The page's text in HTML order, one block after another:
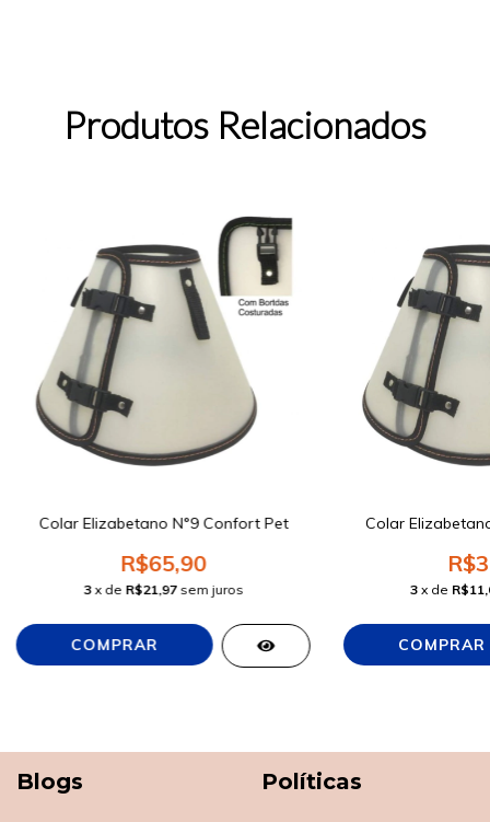
Produtos Relacionados
Colar Elizabetano N°9 Confort Pet
R$65,90
3 x de R$21,97 sem juros
Colar
3 x de
Blogs Políticas